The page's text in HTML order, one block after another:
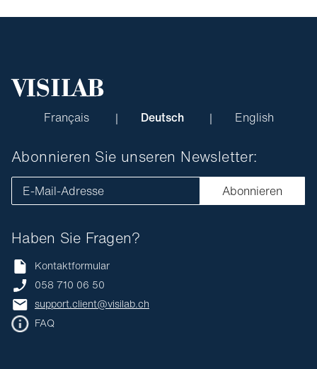
Français Deutsch English
Haben Sie Fragen?
Kontaktformular
058 710 06 50
support.client@visilab.ch
FAQ
Abonnieren Sie unseren Newsletter:
E-Mail-Adresse Abonnieren